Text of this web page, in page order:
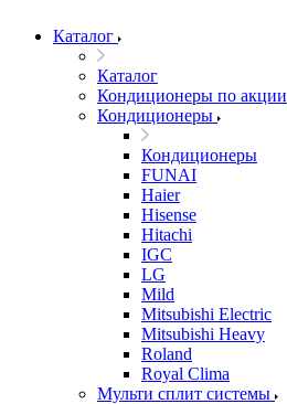
Каталог
Каталог
Кондиционеры по акции
Кондиционеры
Кондиционеры
FUNAI
Haier
Hisense
Hitachi
IGC
LG
Mild
Mitsubishi Electric
Mitsubishi Heavy
Roland
Royal Clima
Мульти сплит системы